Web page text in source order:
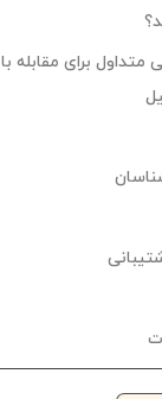
متداول برای مقابله با